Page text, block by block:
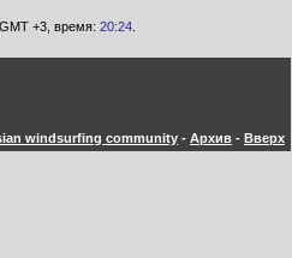
+3, время: 20:24.
windsurfing community - Архив - Вверх